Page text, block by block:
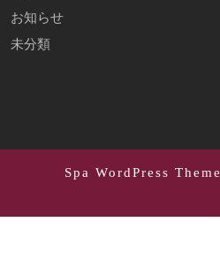
お知らせ
未分類
Spa WordPress Theme